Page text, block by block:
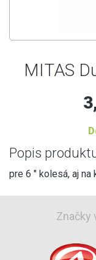
MITAS
Popis
pre 6 " kolesá, aj na
Značky